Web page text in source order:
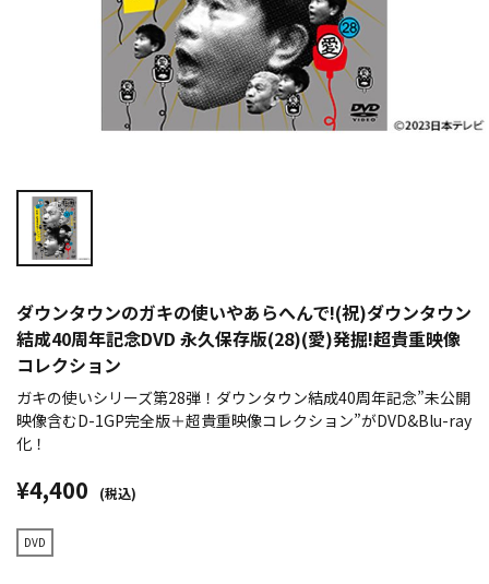
ダウンタウンのガキの使いやあらへんで!(祝)ダウンタウン
結成40周年記念DVD 永久保存版(28)(愛)発掘!超貴重映像
コレクション
ガキの使いシリーズ第28弾！ダウンタウン結成40周年記念”未公開
映像含むD-1GP完全版＋超貴重映像コレクション”がDVD&Blu-ray
化！
¥4,400 (税込)
DVD